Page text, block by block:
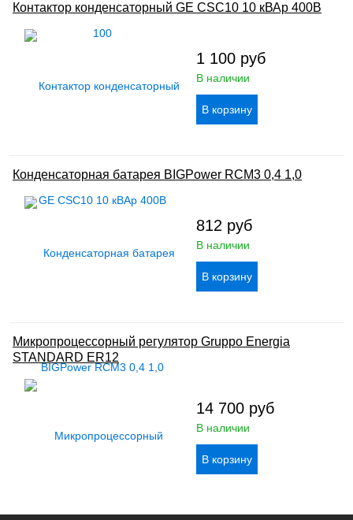
Контактор конденсаторный GE CSC10 10 кВАр 400В
1 100 руб
В наличии
Конденсаторная батарея BIGPower RCM3 0,4 1,0
812 руб
В наличии
Микропроцессорный регулятор Gruppo Energia
STANDARD ER12
14 700 руб
В наличии